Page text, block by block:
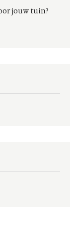
jouw tuin?